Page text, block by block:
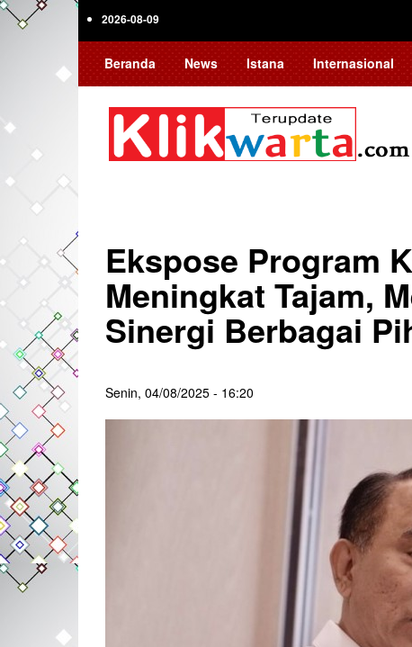
Skip
2026-08-09
Beranda News Istana Internasional
Ekspose Program
Meningkat Tajam,
Sinergi Berbagai
Senin, 04/08/2025 - 16:20